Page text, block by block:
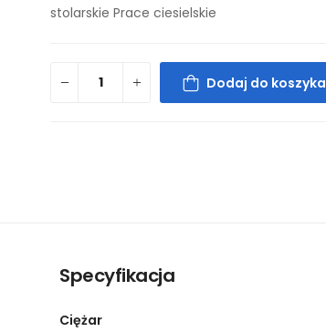
stolarskie Prace ciesielskie
Dodaj do koszyka
Specyfikacja
Ciężar